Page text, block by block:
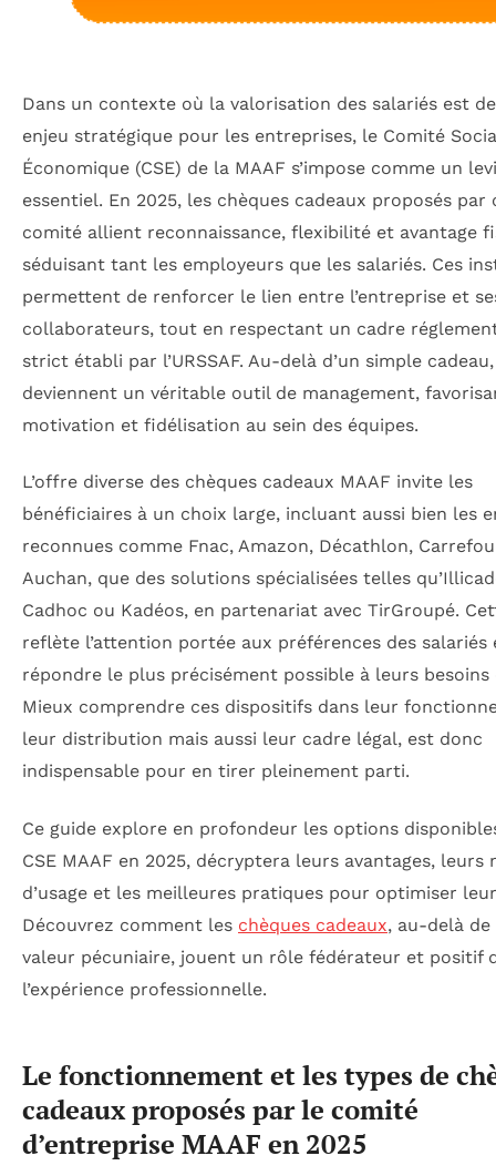
Dans un contexte où la valorisation des salariés est
enjeu stratégique pour les entreprises, le Comité
Économique (CSE) de la MAAF s’impose comme un
essentiel. En 2025, les chèques cadeaux proposés par
comité allient reconnaissance, flexibilité et avantage
séduisant tant les employeurs que les salariés. Ces
permettent de renforcer le lien entre l’entreprise et
collaborateurs, tout en respectant un cadre
strict établi par l’URSSAF. Au-delà d’un simple
deviennent un véritable outil de management,
motivation et fidélisation au sein des équipes.
L’offre diverse des chèques cadeaux MAAF invite les
bénéficiaires à un choix large, incluant aussi bien les
reconnues comme Fnac, Amazon, Décathlon,
Auchan, que des solutions spécialisées telles
Cadhoc ou Kadéos, en partenariat avec TirGroupé.
reflète l’attention portée aux préférences des salariés
répondre le plus précisément possible à leurs besoins
Mieux comprendre ces dispositifs dans leur
leur distribution mais aussi leur cadre légal, est donc
indispensable pour en tirer pleinement parti.
Ce guide explore en profondeur les options
CSE MAAF en 2025, décryptera leurs avantages, leurs
d’usage et les meilleures pratiques pour optimiser
Découvrez comment les chèques cadeaux, au-delà
valeur pécuniaire, jouent un rôle fédérateur et positif
l’expérience professionnelle.
Le fonctionnement et les types de
cadeaux proposés par le comité
d’entreprise MAAF en 2025